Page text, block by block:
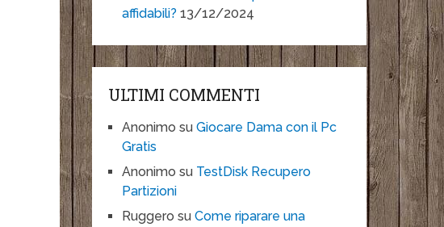
affidabili? 13/12/2024
ULTIMI COMMENTI
Anonimo suGiocare Dama con il Pc
Gratis
Anonimo su TestDisk Recupero
Partizioni
Ruggero suCome riparare una